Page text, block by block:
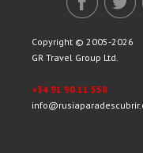
Copyright © 2005-2026
GR Travel Group Ltd.
+34 91 90 11 558